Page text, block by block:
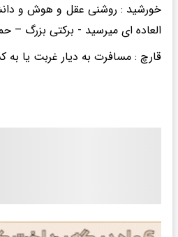
خورشید : روشنی عقل و هوش و
العاده ای میرسید - برکتی بزرگ –
قارچ : مسافرت به دیار غربت یا